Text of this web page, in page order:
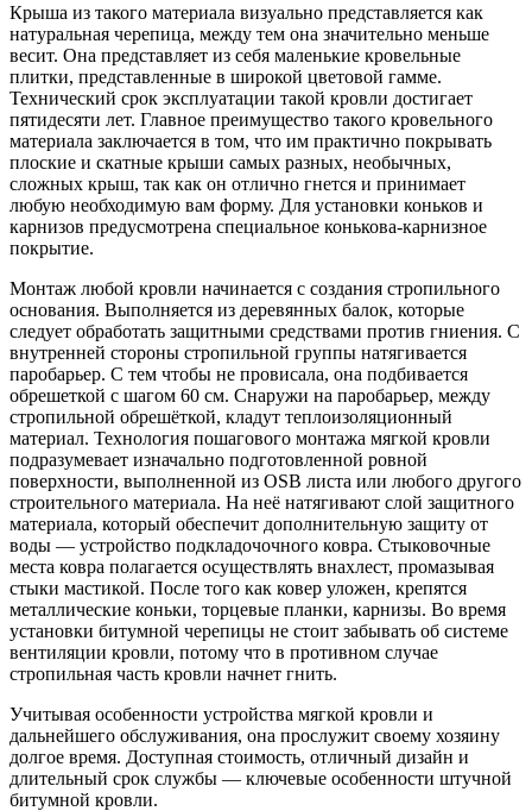
Крыша из такого материала визуально представляется как
натуральная черепица, между тем она значительно меньше
весит. Она представляет из себя маленькие кровельные
плитки, представленные в широкой цветовой гамме.
Технический срок эксплуатации такой кровли достигает
пятидесяти лет. Главное преимущество такого кровельного
материала заключается в том, что им практично покрывать
плоские и скатные крыши самых разных, необычных,
сложных крыш, так как он отлично гнется и принимает
любую необходимую вам форму. Для установки коньков и
карнизов предусмотрена специальное конькова-карнизное
покрытие.
Монтаж любой кровли начинается с создания стропильного
основания. Выполняется из деревянных балок, которые
следует обработать защитными средствами против гниения. С
внутренней стороны стропильной группы натягивается
паробарьер. С тем чтобы не провисала, она подбивается
обрешеткой с шагом 60 см. Снаружи на паробарьер, между
стропильной обрешёткой, кладут теплоизоляционный
материал. Технология пошагового монтажа мягкой кровли
подразумевает изначально подготовленной ровной
поверхности, выполненной из OSB листа или любого другого
строительного материала. На неё натягивают слой защитного
материала, который обеспечит дополнительную защиту от
воды — устройство подкладочочного ковра. Стыковочные
места ковра полагается осуществлять внахлест, промазывая
стыки мастикой. После того как ковер уложен, крепятся
металлические коньки, торцевые планки, карнизы. Во время
установки битумной черепицы не стоит забывать об системе
вентиляции кровли, потому что в противном случае
стропильная часть кровли начнет гнить.
Учитывая особенности устройства мягкой кровли и
дальнейшего обслуживания, она прослужит своему хозяину
долгое время. Доступная стоимость, отличный дизайн и
длительный срок службы — ключевые особенности штучной
битумной кровли.